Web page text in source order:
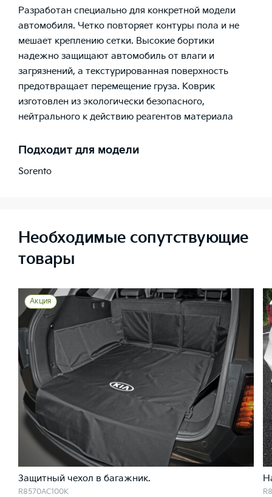
Разработан специально для конкретной модели
автомобиля. Четко повторяет контуры пола и не
мешает креплению сетки. Высокие бортики
надежно защищают автомобиль от влаги и
загрязнений, а текстурированная поверхность
предотвращает перемещение груза. Коврик
изготовлен из экологически безопасного,
нейтрального к действию реагентов материала
Подходит для модели
Sorento
Необходимые сопутствующие
товары
Акция
Защитный чехол в багажник.
R8570AC100K